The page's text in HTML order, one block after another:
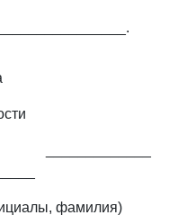
фамилия)